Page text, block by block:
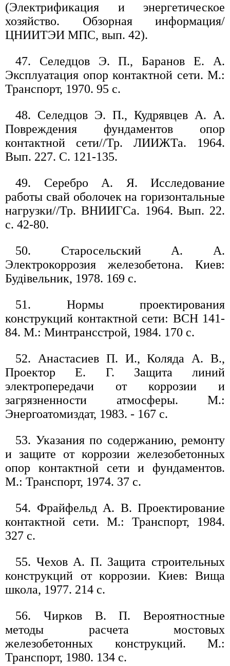
(Электрификация и энергетическое
хозяйство. Обзорная информация/
ЦНИИТЭИ МПС, вып. 42).
47. Селедцов Э. П., Баранов Е. А.
Эксплуатация опор контактной сети. М.:
Транспорт, 1970. 95 с.
48. Селедцов Э. П., Кудрявцев А. А.
Повреждения фундаментов опор
контактной сети//Тр. ЛИИЖТа. 1964.
Вып. 227. С. 121-135.
49. Серебро А. Я. Исследование
работы свай оболочек на горизонтальные
нагрузки//Тр. ВНИИГСа. 1964. Вып. 22.
с. 42-80.
50. Старосельский А. А.
Электрокоррозия железобетона. Киев:
Будiвельник, 1978. 169 с.
51. Нормы проектирования
конструкций контактной сети: ВСН 141-
84. М.: Минтрансстрой, 1984. 170 с.
52. Анастасиев П. И., Коляда А. В.,
Проектор Е. Г. Защита линий
электропередачи от коррозии и
загрязненности атмосферы. М.:
Энергоатомиздат, 1983. - 167 с.
53. Указания по содержанию, ремонту
и защите от коррозии железобетонных
опор контактной сети и фундаментов.
М.: Транспорт, 1974. 37 с.
54. Фрайфельд А. В. Проектирование
контактной сети. М.: Транспорт, 1984.
327 с.
55. Чехов А. П. Защита строительных
конструкций от коррозии. Киев: Вища
школа, 1977. 214 с.
56. Чирков В. П. Вероятностные
методы расчета мостовых
железобетонных конструкций. М.:
Транспорт, 1980. 134 с.